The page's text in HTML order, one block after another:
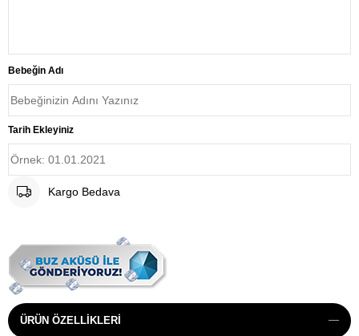
Bebeğin Adı
Tarih Ekleyiniz
Kargo Bedava
ÜRÜN ÖZELLIKLERI